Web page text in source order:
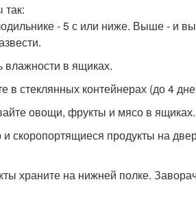
так:
- 5 с или ниже. Выше - и
влажности в ящиках.
в стеклянных контейнерах (до 4
овощи, фрукты и мясо в ящиках.
скоропортящиеся продукты на
храните на нижней полке.